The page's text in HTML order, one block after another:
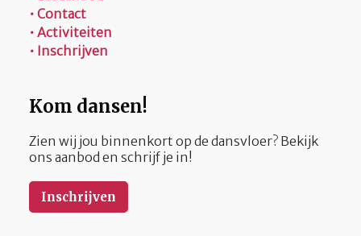
• Contact
• Activiteiten
• Inschrijven
Kom dansen!
Zien wij jou binnenkort op de dansvloer? Bekijk
ons aanbod en schrijf je in!
Inschrijven